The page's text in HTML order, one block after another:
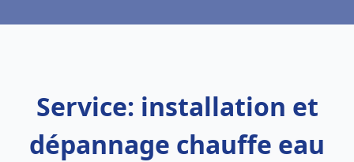
Service: installation et
dépannage chauffe eau